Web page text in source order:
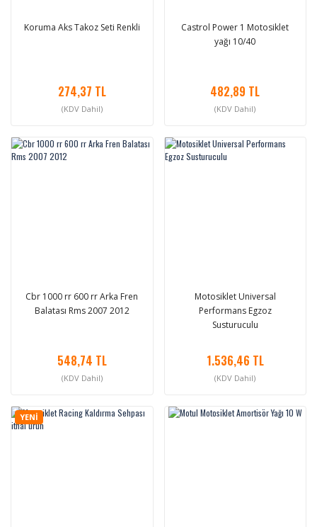
Koruma Aks Takoz Seti Renkli
274,37 TL
(KDV Dahil)
Castrol Power 1 Motosiklet
yağı 10/40
482,89 TL
(KDV Dahil)
Cbr 1000 rr 600 rr Arka Fren
Balatası Rms 2007 2012
548,74 TL
(KDV Dahil)
Motosiklet Universal
Performans Egzoz
Susturuculu
1.536,46 TL
(KDV Dahil)
YENİ